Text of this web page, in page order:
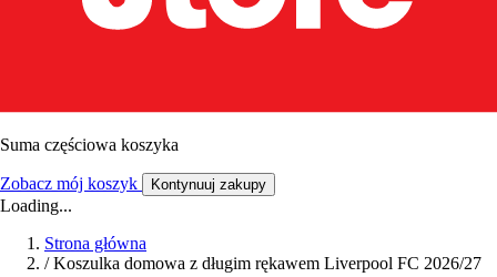
Suma częściowa koszyka
Zobacz mój koszyk Kontynuuj zakupy
Loading...
Strona główna
/ Koszulka domowa z długim rękawem Liverpool FC 2026/27